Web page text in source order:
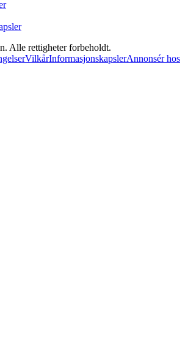
Alle rettigheter forbeholdt.
VilkårInformasjonskapslerAnnonsér hos